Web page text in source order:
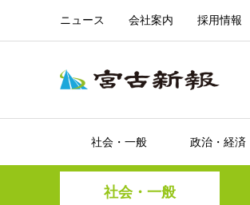
ニュース 会社案内 採用情報
社会・一般 政治・経済
社会・一般